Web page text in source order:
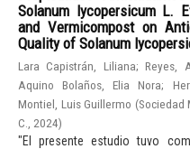
Solanum lycopersicum L.
and Vermicompost on
Quality of Solanum
Lara Capistrán, Liliana;Reyes,
Aquino Bolaños, Elia Nora;
Montiel, Luis Guillermo (Sociedad
C.
2024)
"El presente estudio tuvo